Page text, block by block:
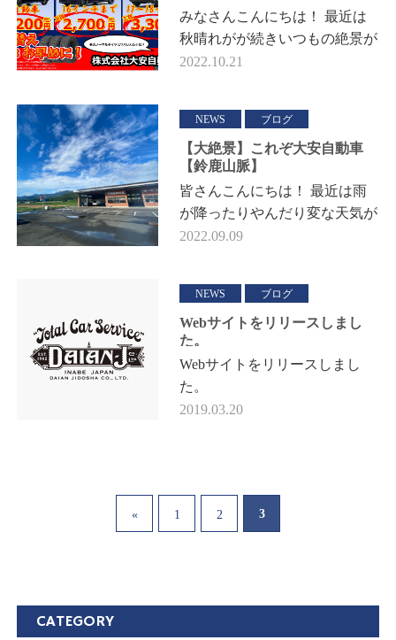
みなさんこんにちは！ 最近は
秋晴れがが続きいつもの絶景が
さらに綺麗に映えています！
が…
2022.10.21
NEWS ブログ
【大絶景】これぞ大安自動車
【鈴鹿山脈】
皆さんこんにちは！ 最近は雨
が降ったりやんだり変な天気が
多くて嫌になりますね☔ 雨が
こ最…
2022.09.09
NEWS ブログ
Webサイトをリリースしまし
た。
Webサイトをリリースしまし
た。
2019.03.20
« 1 2 3
CATEGORY